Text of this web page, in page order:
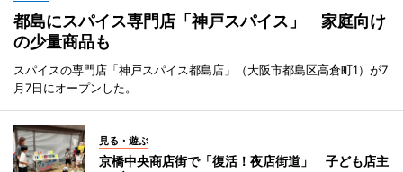
都島にスパイス専門店「神戸スパイス」 家庭向け
の少量商品も
スパイスの専門店「神戸スパイス都島店」（大阪市都島区高倉町1）が7
月7日にオープンした。
見る・遊ぶ
京橋中央商店街で「復活！夜店街道」 子ども店主